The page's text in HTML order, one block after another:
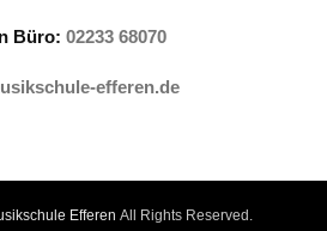
Büro:‭ 02233 68070
efferen.de
Efferen All Rights Reserved.